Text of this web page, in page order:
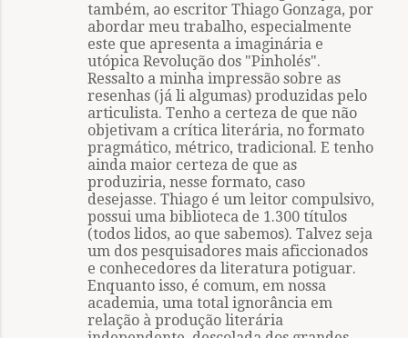
também, ao escritor Thiago Gonzaga, por
abordar meu trabalho, especialmente
este que apresenta a imaginária e
utópica Revolução dos "Pinholés".
Ressalto a minha impressão sobre as
resenhas (já li algumas) produzidas pelo
articulista. Tenho a certeza de que não
objetivam a crítica literária, no formato
pragmático, métrico, tradicional. E tenho
ainda maior certeza de que as
produziria, nesse formato, caso
desejasse. Thiago é um leitor compulsivo,
possui uma biblioteca de 1.300 títulos
(todos lidos, ao que sabemos). Talvez seja
um dos pesquisadores mais aficcionados
e conhecedores da literatura potiguar.
Enquanto isso, é comum, em nossa
academia, uma total ignorância em
relação à produção literária